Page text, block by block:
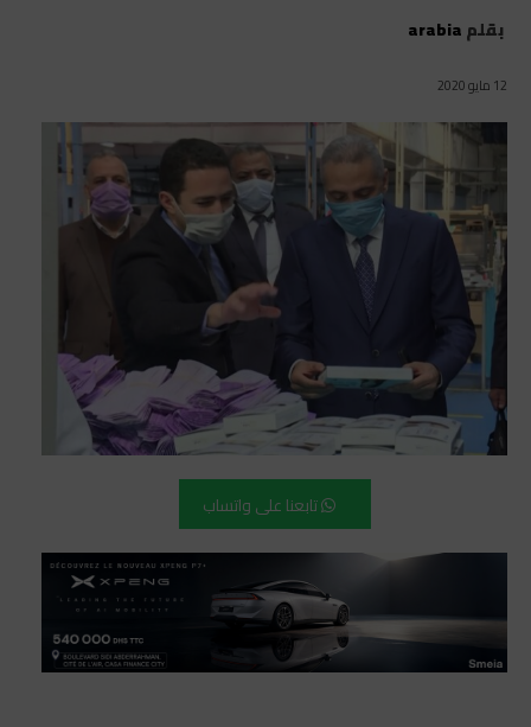
بقلمarabia
12 مايو 2020
تابعنا على واتساب